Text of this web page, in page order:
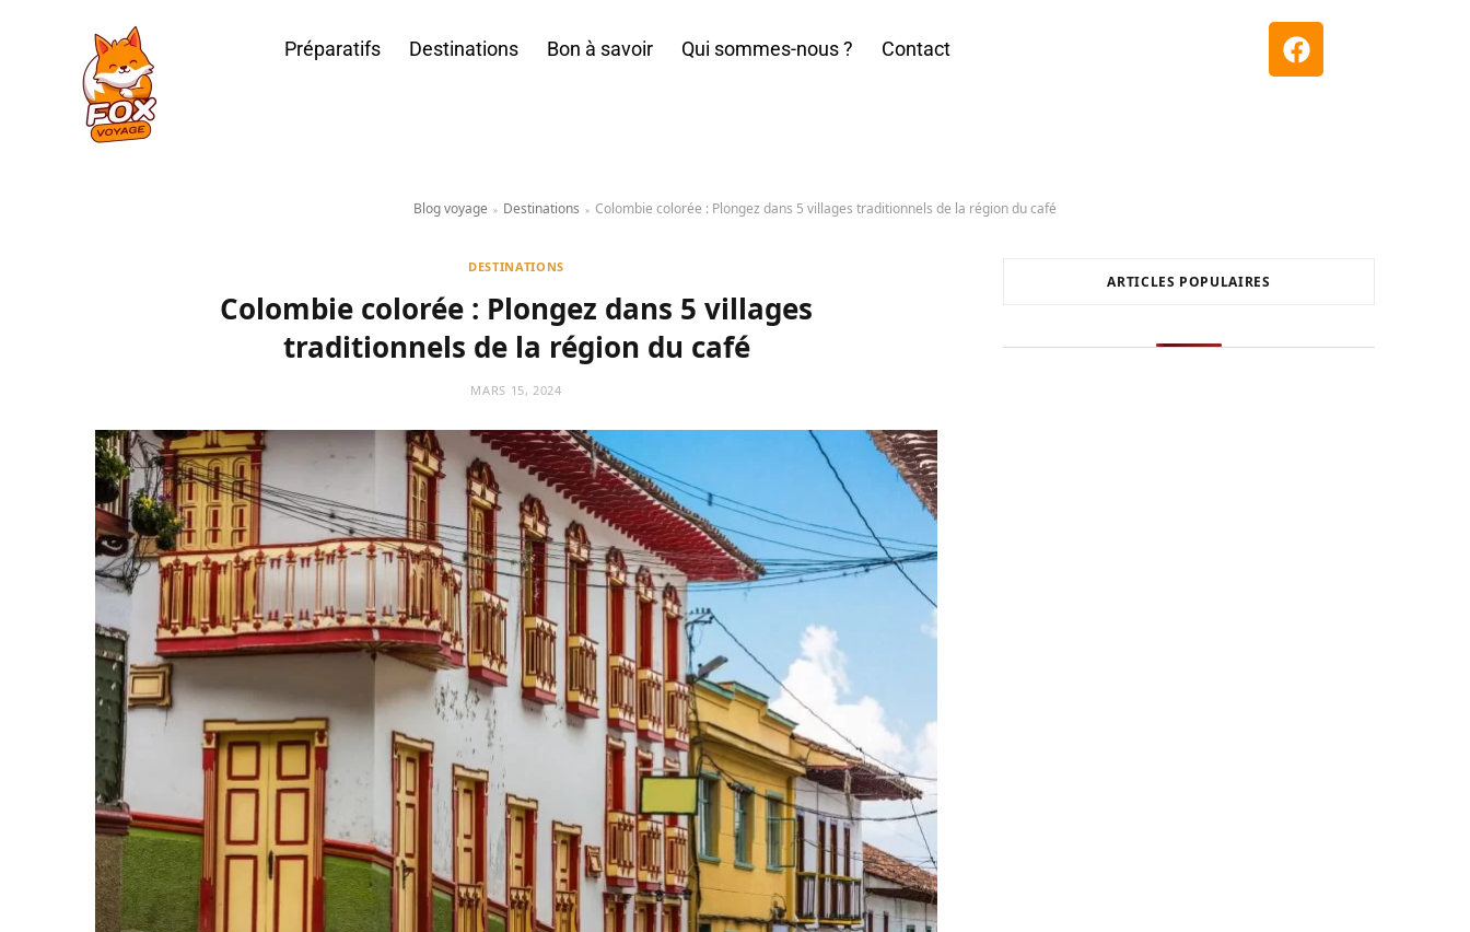
Préparatifs Destinations Bon à savoir Qui sommes-nous ? Contact
Blog voyage » Destinations » Colombie colorée : Plongez dans 5 villages traditionnels de la région du café
DESTINATIONS
Colombie colorée : Plongez dans 5 villages
traditionnels de la région du café
MARS 15, 2024
ARTICLES POPULAIRES